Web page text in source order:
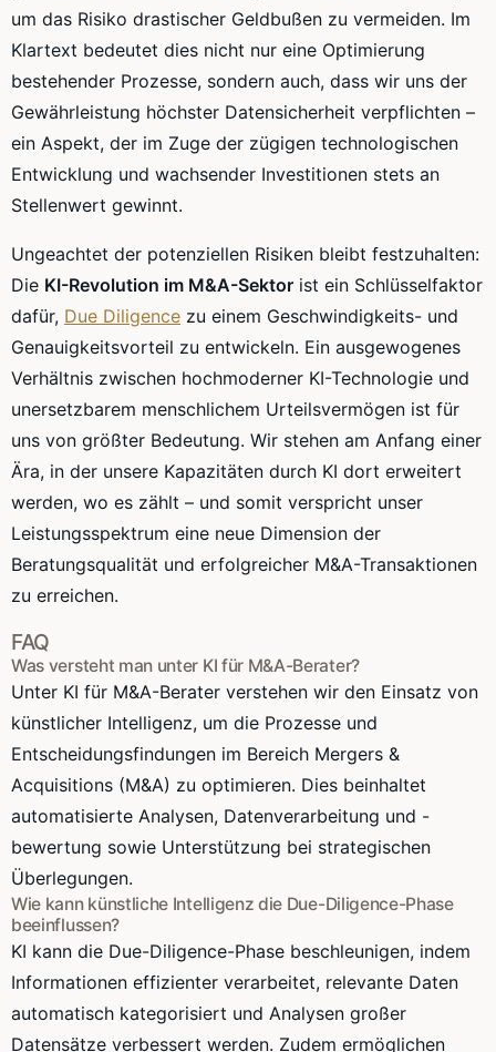
um das Risiko drastischer Geldbußen zu vermeiden. Im
Klartext bedeutet dies nicht nur eine Optimierung
bestehender Prozesse, sondern auch, dass wir uns der
Gewährleistung höchster Datensicherheit verpflichten –
ein Aspekt, der im Zuge der zügigen technologischen
Entwicklung und wachsender Investitionen stets an
Stellenwert gewinnt.
Ungeachtet der potenziellen Risiken bleibt festzuhalten:
Die KI-Revolution im M&A-Sektor ist ein Schlüsselfaktor
dafür, Due Diligence zu einem Geschwindigkeits- und
Genauigkeitsvorteil zu entwickeln. Ein ausgewogenes
Verhältnis zwischen hochmoderner KI-Technologie und
unersetzbarem menschlichem Urteilsvermögen ist für
uns von größter Bedeutung. Wir stehen am Anfang einer
Ära, in der unsere Kapazitäten durch KI dort erweitert
werden, wo es zählt – und somit verspricht unser
Leistungsspektrum eine neue Dimension der
Beratungsqualität und erfolgreicher M&A-Transaktionen
zu erreichen.
FAQ
Was versteht man unter KI für M&A-Berater?
Unter KI für M&A-Berater verstehen wir den Einsatz von
künstlicher Intelligenz, um die Prozesse und
Entscheidungsfindungen im Bereich Mergers &
Acquisitions (M&A) zu optimieren. Dies beinhaltet
automatisierte Analysen, Datenverarbeitung und -
bewertung sowie Unterstützung bei strategischen
Überlegungen.
Wie kann künstliche Intelligenz die Due-Diligence-Phase
beeinflussen?
KI kann die Due-Diligence-Phase beschleunigen, indem
Informationen effizienter verarbeitet, relevante Daten
automatisch kategorisiert und Analysen großer
Datensätze verbessert werden. Zudem ermöglichen